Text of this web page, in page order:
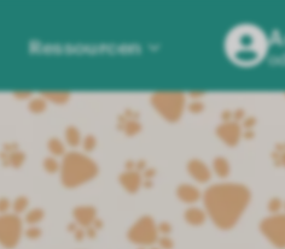
Ressourcen